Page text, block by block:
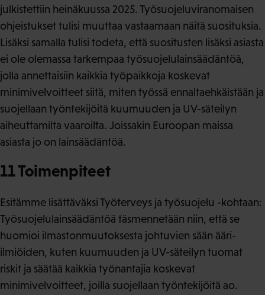
julkistettiin heinäkuussa 2025. Työsuojeluviranomaisen
ohjeistukset tulisi muuttaa vastaamaan näitä suosituksia.
Lisäksi samalla tulisi todeta, että suositusten lisäksi asiasta
ei ole olemassa tarkempaa työsuojelulainsäädäntöä,
jolla annettaisiin kaikkia työpaikkoja koskevat
minimivelvoitteet siitä, miten työssä ennaltaehkäistään ja
suojellaan työntekijöitä kuumuuden ja UV-säteilyn
aiheuttamilta vaaroilta. Joissakin Euroopan maissa
asiasta jo on lainsäädäntöä.
11 Toimenpiteet
Esitämme lisättäväksi Työterveys ja työsuojelu -kohtaan:
Työsuojelulainsäädäntöä täsmennetään niin, että se
huomioi ilmastonmuutoksesta johtuvien sään ääri-
ilmiöiden, kuten kuumuuden ja UV-säteilyn tuomat
riskit ja säätää kaikkia työnantajia koskevat
minimivelvoitteet, joilla suojellaan työntekijöitä ao.